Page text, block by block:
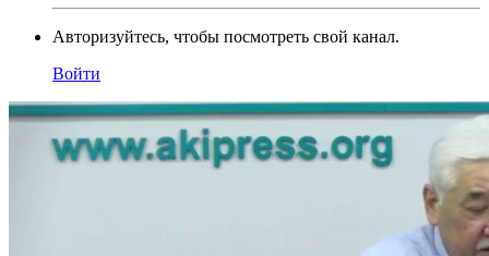
Авторизуйтесь, чтобы посмотреть свой канал.
Войти